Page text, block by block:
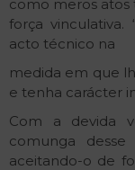
como meros atos
força
acto técnico na
medida em que
e tenha carácter
Com a devida
comunga
aceitando-o de